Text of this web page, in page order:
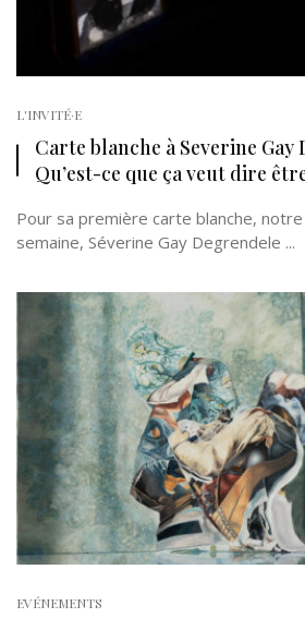
L'INVITÉ·E
Carte blanche à Severine Gay
Qu’est-ce que ça veut dire
Pour sa première carte blanche,
semaine, Séverine Gay Degrendele ...
EVÉNEMENTS